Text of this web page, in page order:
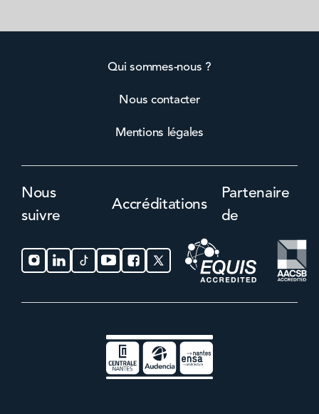
Qui sommes-nous ?
Nous contacter
Mentions légales
Nous
suivre
Accréditations
Partenaire
de